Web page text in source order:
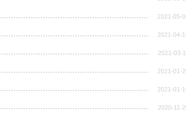
2021-05-
2021-04-
2021-03-
2021-01-
2021-01-
2020-11-